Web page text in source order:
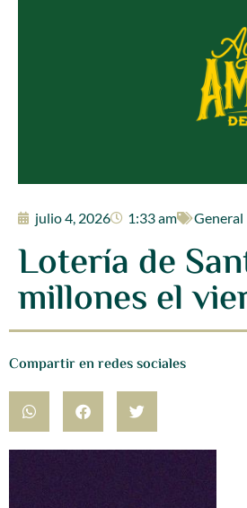
julio 4, 2026 1:33 am General
Lotería de
millones el
Compartir en redes sociales